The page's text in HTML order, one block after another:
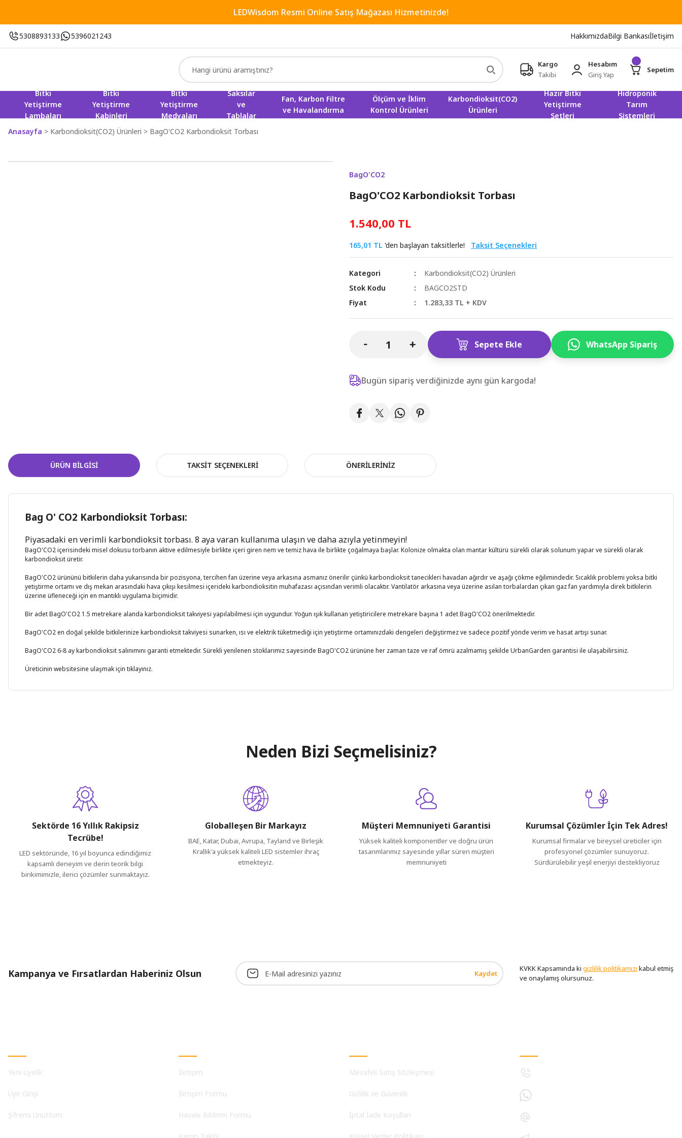
LEDWisdom Resmi Online Satış Mağazası Hizmetinizde!
5308893133 5396021243 HakkımızdaBilgi Bankasıİletişim
Kargo
Takibi
Hesabım
Giriş Yap
Sepetim
Bitki
Yetiştirme
Lambaları
Bitki
Yetiştirme
Kabinleri
Bitki
Yetiştirme
Medyaları
Saksılar
ve
Tablalar
Fan, Karbon Filtre
ve Havalandırma
Ölçüm ve İklim
Kontrol Ürünleri
Karbondioksit(CO2)
Ürünleri
Hazır Bitki
Yetiştirme
Setleri
Hidroponik
Tarım
Sistemleri
Anasayfa
Karbondioksit(CO2) Ürünleri BagO'CO2 Karbondioksit Torbası
BagO'CO2
BagO'CO2 Karbondioksit Torbası
1.540,00 TL
165,01 TL 'den başlayan taksitlerle! Taksit Seçenekleri
Kategori
Karbondioksit(CO2) Ürünleri
Stok Kodu
BAGCO2STD
Fiyat
1.283,33 TL + KDV
Sepete Ekle WhatsApp Sipariş
Bugün sipariş verdiğinizde aynı gün kargoda!
ÜRÜN BILGISI TAKSIT SEÇENEKLERI ÖNERILERINIZ
Bag O' CO2 Karbondioksit Torbası:
Piyasadaki en verimli karbondioksit torbası. 8 aya varan kullanıma ulaşın ve daha azıyla yetinmeyin!
BagO'CO2 içerisindeki misel dokusu torbanın aktive edilmesiyle birlikte içeri giren nem ve temiz hava ile birlikte çoğalmaya başlar. Kolonize olmakta olan mantar kültürü sürekli olarak solunum yapar ve sürekli olarak
karbondioksit üretir.
BagO'CO2 ürününü bitkilerin daha yukarısında bir pozisyona, tercihen fan üzerine veya arkasına asmanız önerilir çünkü karbondioksit tanecikleri havadan ağırdır ve aşağı çökme eğilimindedir. Sıcaklık problemi yoksa bitki
yetiştirme ortamı ve dış mekan arasındaki hava çıkışı kesilmesi içerideki karbondioksitin muhafazası açısından verimli olacaktır. Vantilatör arkasına veya üzerine asılan torbalardan çıkan gaz fan yardımıyla direk bitkilerin
üzerine üfleneceği için en mantıklı uygulama biçimidir.
Bir adet BagO'CO2 1.5 metrekare alanda karbondioksit takviyesi yapılabilmesi için uygundur. Yoğun ışık kullanan yetiştiricilere metrekare başına 1 adet BagO'CO2 önerilmektedir.
BagO'CO2 en doğal şekilde bitkilerinize karbondioksit takviyesi sunarken, ısı ve elektrik tüketmediği için yetiştirme ortamınızdaki dengeleri değiştirmez ve sadece pozitif yönde verim ve hasat artışı sunar.
BagO'CO2 6-8 ay karbondioksit salınımını garanti etmektedir. Sürekli yenilenen stoklarımız sayesinde BagO'CO2 ürününe her zaman taze ve raf ömrü azalmamış şekilde UrbanGarden garantisi ile ulaşabilirsiniz.
Üreticinin websitesine ulaşmak için tıklayınız.
Ürün bilgilerinde hatalar bulunuyor.
Ürün fiyatı diğer sitelerden daha pahalı.
Neden Bizi Seçmelisiniz?
Sektörde 16 Yıllık Rakipsiz
Tecrübe!
LED sektöründe, 16 yıl boyunca edindiğimiz
kapsamlı deneyim ve derin teorik bilgi
birikimimizle, ilerici çözümler sunmaktayız.
Globalleşen Bir Markayız
BAE, Katar, Dubai, Avrupa, Tayland ve Birleşik
Krallık'a yüksek kaliteli LED sistemler ihraç
etmekteyiz.
Müşteri Memnuniyeti Garantisi
Yüksek kaliteli komponentler ve doğru ürün
tasarımlarımız sayesinde yıllar süren müşteri
memnuniyeti
Kurumsal Çözümler İçin Tek Adres!
Kurumsal firmalar ve bireysel üreticiler için
profesyonel çözümler sunuyoruz.
Sürdürülebilir yeşil enerjiyi destekliyoruz
Kampanya ve Fırsatlardan Haberiniz Olsun Kaydet
KVKK Kapsamında ki gizlilik politikamızı kabul etmiş
ve onaylamış olursunuz.
Yeni Üyelik
Üye Girişi
Şifremi Unuttum
İletişim
İletişim Formu
Havale Bildirim Formu
Mesafeli Satış Sözleşmesi
Gizlilik ve Güvenlik
İptal İade Koşullari